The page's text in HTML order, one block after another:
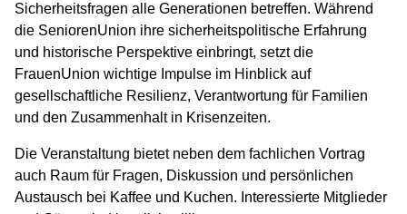
Sicherheitsfragen alle Generationen betreffen. Während
die SeniorenUnion ihre sicherheitspolitische Erfahrung
und historische Perspektive einbringt, setzt die
FrauenUnion wichtige Impulse im Hinblick auf
gesellschaftliche Resilienz, Verantwortung für Familien
und den Zusammenhalt in Krisenzeiten.
Die Veranstaltung bietet neben dem fachlichen Vortrag
auch Raum für Fragen, Diskussion und persönlichen
Austausch bei Kaffee und Kuchen. Interessierte Mitglieder